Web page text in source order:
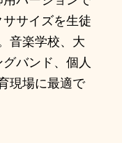
サイズを生徒
音楽学校、大
バンド、個人
現場に最適で